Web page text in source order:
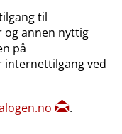
til
og annen nyttig
på
internettilgang ved
.